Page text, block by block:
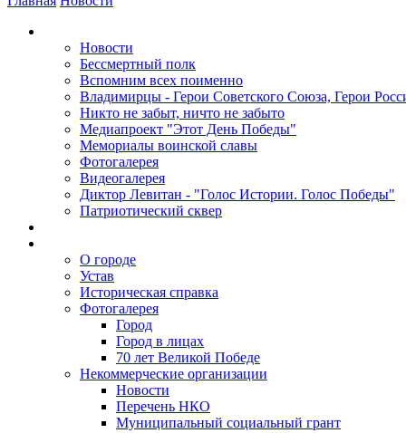
Новости
Бессмертный полк
Вспомним всех поименно
Владимирцы - Герои Советского Союза, Герои
Никто не забыт, ничто не забыто
Медиапроект "Этот День Победы"
Мемориалы воинской славы
Фотогалерея
Видеогалерея
Диктор Левитан - "Голос Истории. Голос Победы"
Патриотический сквер
О городе
Устав
Историческая справка
Фотогалерея
Город
Город в лицах
70 лет Великой Победе
Некоммерческие организации
Новости
Перечень НКО
Муниципальный социальный грант